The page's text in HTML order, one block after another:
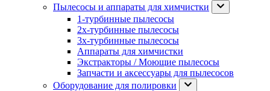
Пылесосы и аппараты для химчистки
1-турбинные пылесосы
2х-турбинные пылесосы
3х-турбинные пылесосы
Аппараты для химчистки
Экстракторы / Моющие пылесосы
Запчасти и аксессуары для пылесосов
Оборудование для полировки